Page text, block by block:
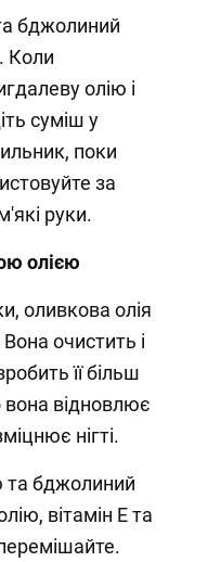
бджолиний
Коли
олію і
суміш у
поки
за
руки.
олією
оливкова олія
очистить і
її більш
відновлює
нігті.
та бджолиний
вітамін Е та